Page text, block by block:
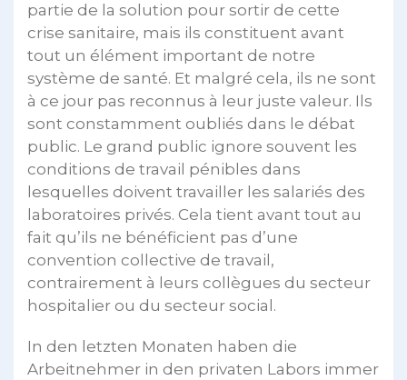
partie de la solution pour sortir de cette
crise sanitaire, mais ils constituent avant
tout un élément important de notre
système de santé. Et malgré cela, ils ne sont
à ce jour pas reconnus à leur juste valeur. Ils
sont constamment oubliés dans le débat
public. Le grand public ignore souvent les
conditions de travail pénibles dans
lesquelles doivent travailler les salariés des
laboratoires privés. Cela tient avant tout au
fait qu’ils ne bénéficient pas d’une
convention collective de travail,
contrairement à leurs collègues du secteur
hospitalier ou du secteur social.
In den letzten Monaten haben die
Arbeitnehmer in den privaten Labors immer